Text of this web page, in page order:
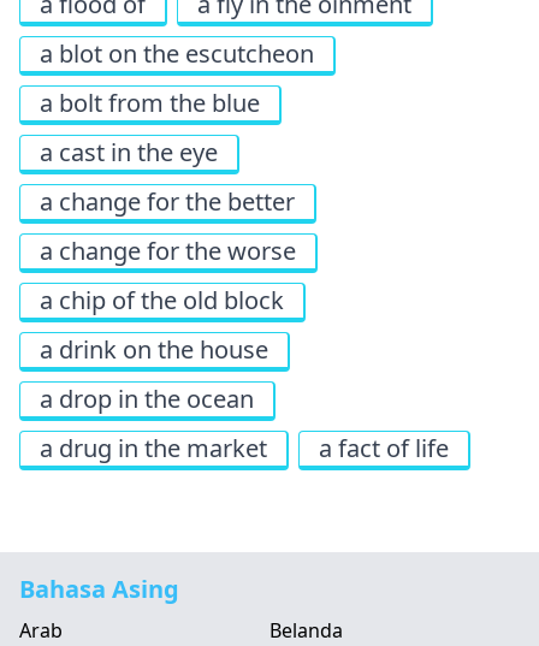
a blot on the escutcheon
a bolt from the blue
a cast in the eye
a change for the better
a change for the worse
a chip of the old block
a drink on the house
a drop in the ocean
a drug in the market
a fact of life
Bahasa Asing
Arab
Belanda